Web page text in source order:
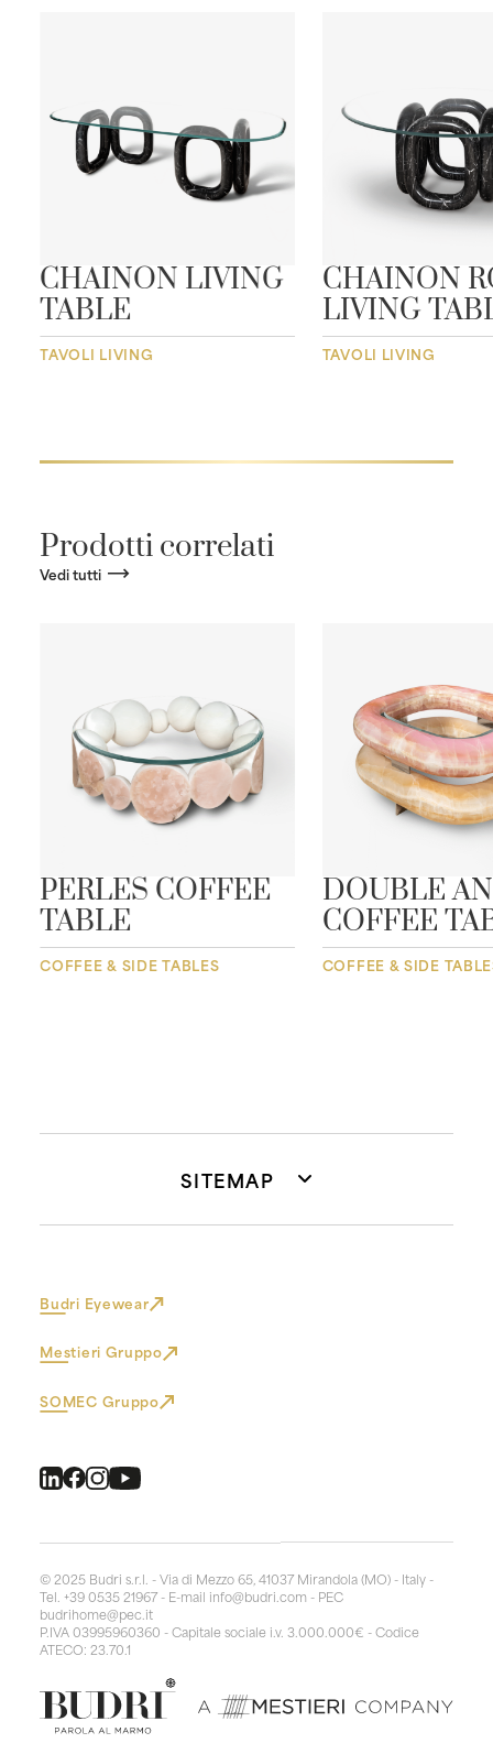
CHAINON LIVING
TABLE
TAVOLI LIVING
CHAINON
LIVING
TAVOLI LIVING
Prodotti correlati
Vedi tutti
PERLES COFFEE
TABLE
COFFEE & SIDE TABLES
DOUBLE
COFFEE
COFFEE & SIDE
SITEMAP
Budri Eyewear
Mestieri Gruppo
SOMEC Gruppo
© 2025 Budri s.r.l. - Via di Mezzo 65, 41037 Mirandola (MO) - Italy -
Tel. +39 0535 21967 - E-mail info@budri.com - PEC
budrihome@pec.it
P.IVA 03995960360 - Capitale sociale i.v. 3.000.000€ - Codice
ATECO: 23.70.1